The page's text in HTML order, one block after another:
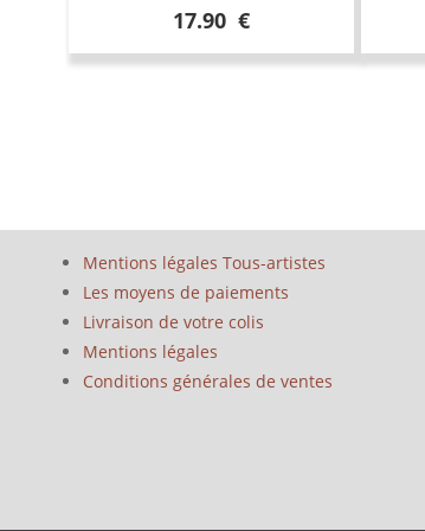
17.90 €
Mentions légales Tous-artistes
Les moyens de paiements
Livraison de votre colis
Mentions légales
Conditions générales de ventes